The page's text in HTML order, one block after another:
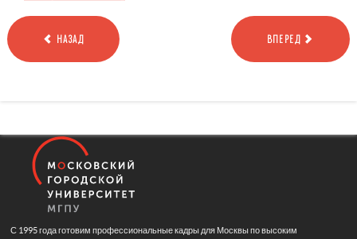
НАЗАД ВПЕРЕД
С 1995 года готовим профессиональные кадры для Москвы по высоким